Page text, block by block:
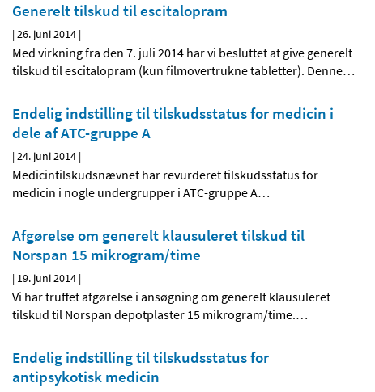
Generelt tilskud til escitalopram
|26. juni 2014 |
Med virkning fra den 7. juli 2014 har vi besluttet at give generelt
tilskud til escitalopram (kun filmovertrukne tabletter). Denne…
Endelig indstilling til tilskudsstatus for medicin i
dele af ATC-gruppe A
|24. juni 2014 |
Medicintilskudsnævnet har revurderet tilskudsstatus for
medicin i nogle undergrupper i ATC-gruppe A…
Afgørelse om generelt klausuleret tilskud til
Norspan 15 mikrogram/time
| 19. juni 2014 |
Vi har truffet afgørelse i ansøgning om generelt klausuleret
tilskud til Norspan depotplaster 15 mikrogram/time.…
Endelig indstilling til tilskudsstatus for
antipsykotisk medicin